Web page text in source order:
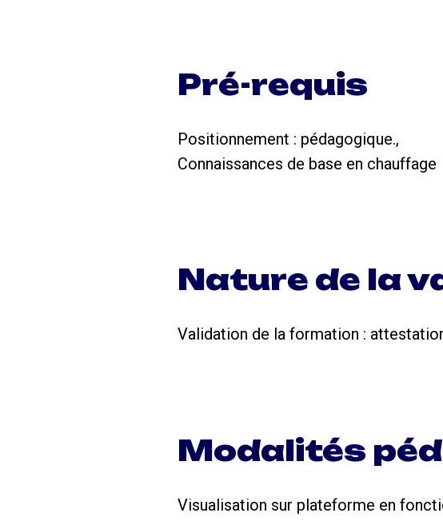
Pré-requis
Positionnement : pédagogique.,
Connaissances de base en chauffage
Nature de la
Validation de la formation :
Modalités
Visualisation sur plateforme en